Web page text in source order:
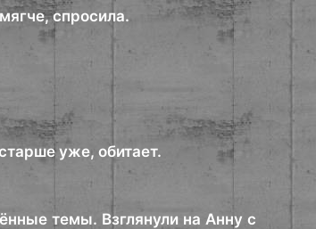
спросила.
уже, обитает.
темы. Взглянули на Анну с